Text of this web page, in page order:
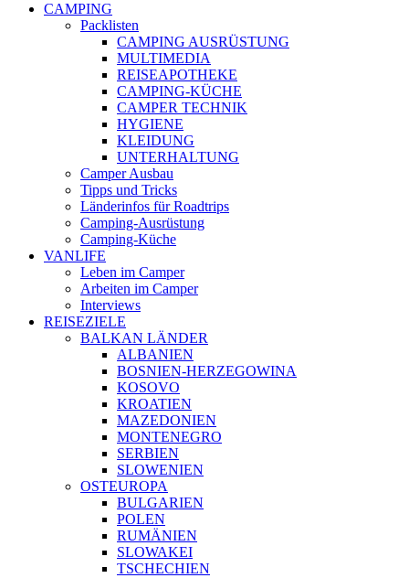
CAMPING
Packlisten
CAMPING AUSRÜSTUNG
MULTIMEDIA
REISEAPOTHEKE
CAMPING-KÜCHE
CAMPER TECHNIK
HYGIENE
KLEIDUNG
UNTERHALTUNG
Camper Ausbau
Tipps und Tricks
Länderinfos für Roadtrips
Camping-Ausrüstung
Camping-Küche
VANLIFE
Leben im Camper
Arbeiten im Camper
Interviews
REISEZIELE
BALKAN LÄNDER
ALBANIEN
BOSNIEN-HERZEGOWINA
KOSOVO
KROATIEN
MAZEDONIEN
MONTENEGRO
SERBIEN
SLOWENIEN
OSTEUROPA
BULGARIEN
POLEN
RUMÄNIEN
SLOWAKEI
TSCHECHIEN